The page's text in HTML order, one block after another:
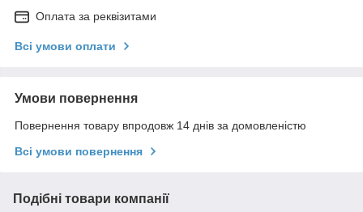
Оплата за реквізитами
Всі умови оплати
Умови повернення
Повернення товару впродовж 14 днів за домовленістю
Всі умови повернення
Подібні товари компанії